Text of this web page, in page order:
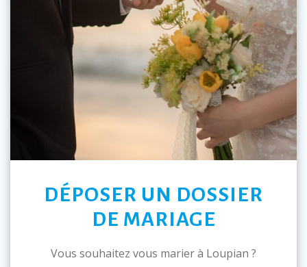
DÉPOSER UN DOSSIER
DE MARIAGE
Vous souhaitez vous marier à Loupian ?